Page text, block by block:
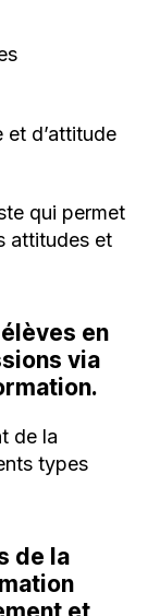
et d’attitude
qui permet
attitudes et
en
via
de la
types
de la